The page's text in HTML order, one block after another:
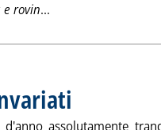
rovin...
d'anno assolutamente